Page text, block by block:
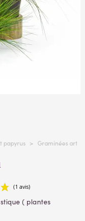
papyrus > Graminées
( plantes